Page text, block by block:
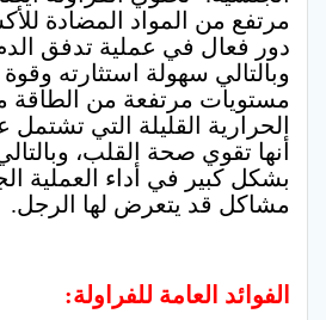
مرتفع من المواد المضادة
دور فعال في عملية تدفق
وبالتالي سهولة استثارته وقوة
مستويات مرتفعة من الطاقة
الحرارية القليلة التي تشتمل
أنها تقوي صحة القلب،
بشكل كبير في أداء العملية
مشاكل قد يتعرض لها الرجل.
الفوائد العامة للفراولة: